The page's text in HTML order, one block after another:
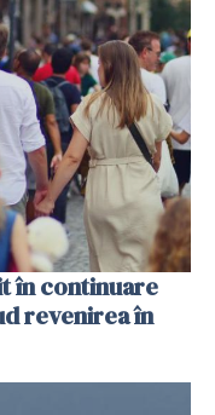
în continuare
revenirea în